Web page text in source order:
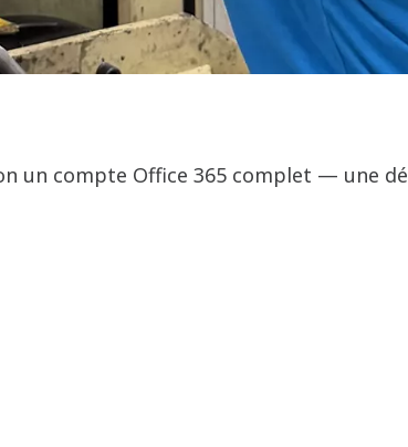
un compte Office 365 complet — une